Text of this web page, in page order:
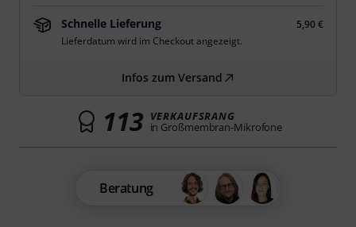
Schnelle Lieferung
5,90 €
Lieferdatum wird im Checkout angezeigt.
Infos zum Versand
113 VERKAUFSRANG
in Großmembran-Mikrofone
Beratung